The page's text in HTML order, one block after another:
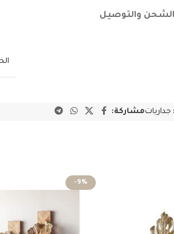
الشحن والتوصيل
جدارياتمشاركة:
-9%